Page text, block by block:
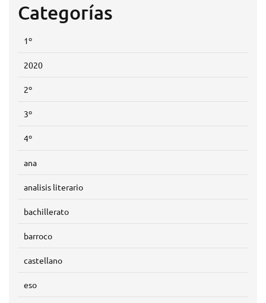
Categorías
1º
2020
2º
3º
4º
ana
analisis literario
bachillerato
barroco
castellano
eso